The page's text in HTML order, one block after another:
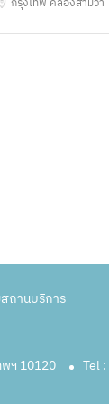
สถานบริการ
ฯ 10120 Tel :